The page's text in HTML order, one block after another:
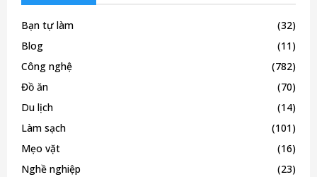
Bạn tự làm
(32)
Blog
(11)
Công nghệ
(782)
Đồ ăn
(70)
Du lịch
(14)
Làm sạch
(101)
Mẹo vặt
(16)
Nghề nghiệp
(23)